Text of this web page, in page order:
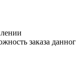
заказа